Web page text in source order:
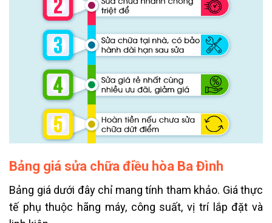
Bảng giá sửa chữa điều hòa Ba Đình
Bảng giá dưới đây chỉ mang tính tham khảo. Giá thực
tế phụ thuộc hãng máy, công suất, vị trí lắp đặt và